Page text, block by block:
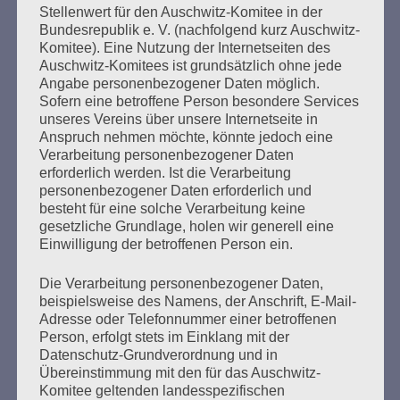
Seitennummerierung
der
Beiträge
Zurück
Das Haus brennt – und Sie sperren die Feuerwehr
aus.
Esther Bejarano - 25. November 2019
Stellenwert für den Auschwitz-Komitee in der
Bundesrepublik e. V. (nachfolgend kurz Auschwitz-
Komitee). Eine Nutzung der Internetseiten des
Auschwitz-Komitees ist grundsätzlich ohne jede
Angabe personenbezogener Daten möglich.
Sofern eine betroffene Person besondere Services
unseres Vereins über unsere Internetseite in
Anspruch nehmen möchte, könnte jedoch eine
Verarbeitung personenbezogener Daten
erforderlich werden. Ist die Verarbeitung
personenbezogener Daten erforderlich und
besteht für eine solche Verarbeitung keine
gesetzliche Grundlage, holen wir generell eine
Einwilligung der betroffenen Person ein.
Die Verarbeitung personenbezogener Daten,
beispielsweise des Namens, der Anschrift, E-Mail-
Adresse oder Telefonnummer einer betroffenen
Person, erfolgt stets im Einklang mit der
Datenschutz-Grundverordnung und in
Übereinstimmung mit den für das Auschwitz-
Komitee geltenden landesspezifischen